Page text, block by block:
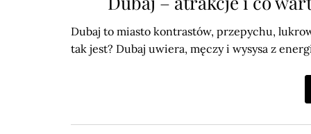
Dubaj to miasto kontrastów, przepychu,
tak jest? Dubaj uwiera, męczy i wysysa z